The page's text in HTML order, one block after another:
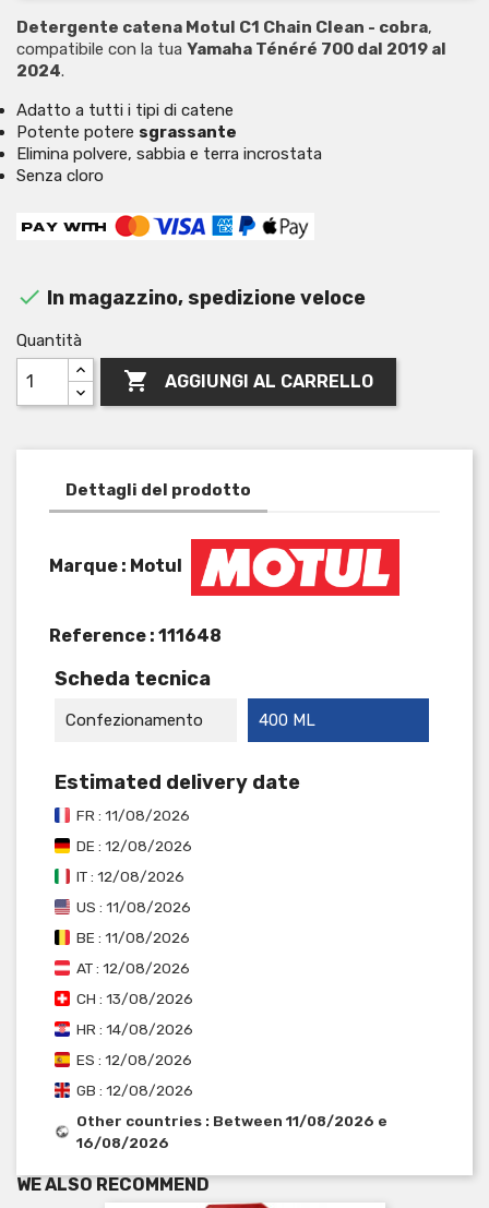
Detergente catena Motul C1 Chain Clean - cobra,
compatibile con la tua Yamaha Ténéré 700 dal 2019 al
2024.
Adatto a tutti i tipi di catene
Potente potere sgrassante
Elimina polvere, sabbia e terra incrostata
Senza cloro
 In magazzino, spedizione veloce
Quantità
 AGGIUNGI AL CARRELLO
Dettagli del prodotto
Marque : Motul
Reference : 111648
Scheda tecnica
Confezionamento 400 ML
Estimated delivery date
FR : 11/08/2026
DE : 12/08/2026
IT : 12/08/2026
US : 11/08/2026
BE : 11/08/2026
AT : 12/08/2026
CH : 13/08/2026
HR : 14/08/2026
ES : 12/08/2026
GB : 12/08/2026
Other countries : Between 11/08/2026 e
16/08/2026
WE ALSO RECOMMEND